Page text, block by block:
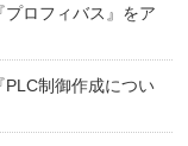
プロフィバス』をア
PLC制御作成につい